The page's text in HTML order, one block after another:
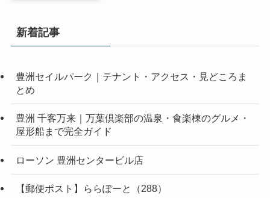
新着記事
豊洲セイルパーク｜テナント・アクセス・見どころま
とめ
豊洲 千客万来｜万葉倶楽部の温泉・食楽棟のグルメ・
屋形船まで完全ガイド
ローソン 豊洲センタービル店
【郵便ポスト】ららぽーと（288）